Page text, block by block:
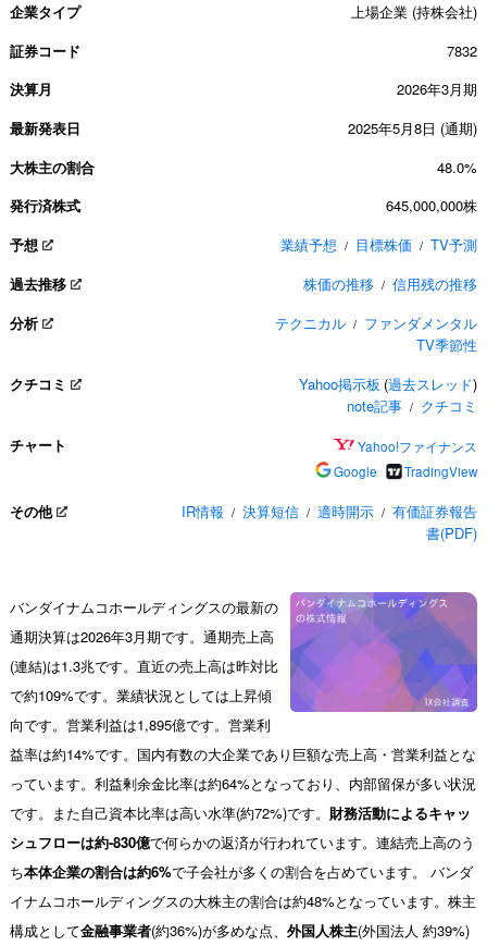
企業タイプ
上場企業 (持株会社)
証券コード
7832
決算月
2026年3月期
最新発表日
2025年5月8日 (通期)
大株主の割合
48.0%
発行済株式
645,000,000株
予想
業績予想 / 目標株価 / TV予測
過去推移
株価の推移 / 信用残の推移
分析
テクニカル / ファンダメンタル
TV季節性
クチコミ
Yahoo掲示板 (過去スレッド)
note記事 / クチコミ
チャート
Yahoo!ファイナンス
Google
TradingView
その他 IR情報 / 決算短信 / 適時開示 / 有価証券報告
書(PDF)
バンダイナムコホールディングスの最新の
通期決算は2026年3月期です。通期売上高
(連結)は1.3兆です。直近の売上高は昨対比
で約109%です。業績状況としては上昇傾
向です。営業利益は1,895億です。営業利
益率は約14%です。国内有数の大企業であり巨額な売上高・営業利益とな
っています。利益剰余金比率は約64%となっており、内部留保が多い状況
です。また自己資本比率は高い水準(約72%)です。 財務活動によるキャッ
シュフローは約-830億で何らかの返済が行われています。連結売上高のう
ち本体企業の割合は約6%で子会社が多くの割合を占めています。 バンダ
イナムコホールディングスの大株主の割合は約48%となっています。株主
構成として金融事業者(約36%)が多めな点、 外国人株主(外国法人 約39%)